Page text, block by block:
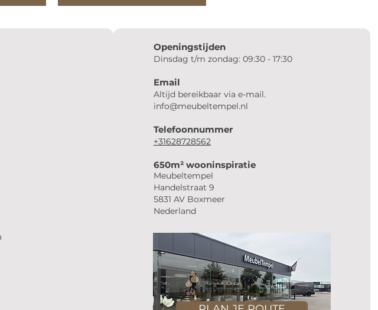
Openingstijden
Dinsdag t/m zondag: 09:30 - 17:30
Email
Altijd bereikbaar via e-mail.
info@meubeltempel.nl
Telefoonnummer
+31628728562
650m² wooninspiratie
Meubeltempel
Handelstraat 9
5831 AV Boxmeer
Nederland